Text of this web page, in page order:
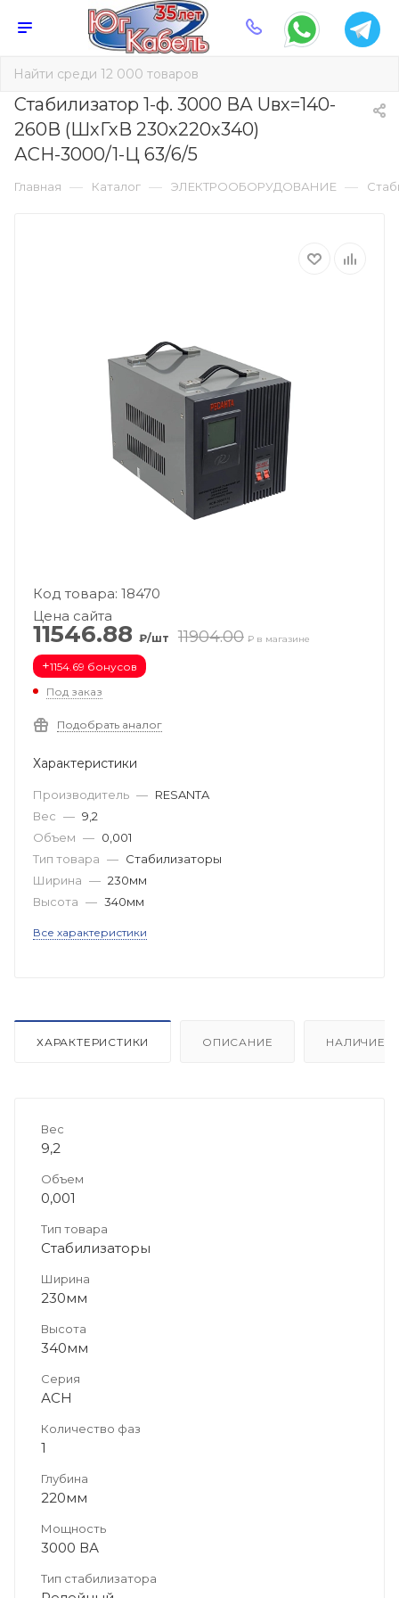
Стабилизатор 1-ф. 3000 ВА Uвх=140-
260В (ШхГхВ 230х220х340)
АСН-3000/1-Ц 63/6/5
Главная — Каталог — ЭЛЕКТРООБОРУДОВАНИЕ —
Код товара: 18470
Цена сайта
11546.88 ₽/шт 11904.00 ₽ в магазине
+1154.69 бонусов
Под заказ
Подобрать аналог
Характеристики
Производитель — RESANTA
Вес — 9,2
Объем — 0,001
Тип товара — Стабилизаторы
Ширина — 230мм
Высота — 340мм
Все характеристики
ХАРАКТЕРИСТИКИ ОПИСАНИЕ НАЛИЧИЕ
Вес
9,2
Объем
0,001
Тип товара
Стабилизаторы
Ширина
230мм
Высота
340мм
Серия
АСН
Количество фаз
1
Глубина
220мм
Мощность
3000 ВА
Тип стабилизатора